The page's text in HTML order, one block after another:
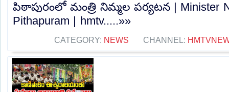
పిఠాపురంలో మంత్రి నిమ్మల పర్యటన | Minister
Pithapuram | hmtv.....»»
CATEGORY: NEWS CHANNEL: